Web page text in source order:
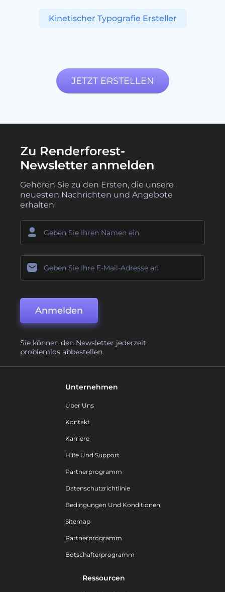
Kinetischer Typografie Ersteller
JETZT ERSTELLEN
Zu Renderforest-
Newsletter anmelden
Gehören Sie zu den Ersten, die unsere
neuesten Nachrichten und Angebote
erhalten
Anmelden
Sie können den Newsletter jederzeit
problemlos abbestellen.
Unternehmen
Über Uns
Kontakt
Karriere
Hilfe Und Support
Partnerprogramm
Datenschutzrichtlinie
Bedingungen Und Konditionen
Sitemap
Partnerprogramm
Botschafterprogramm
Ressourcen